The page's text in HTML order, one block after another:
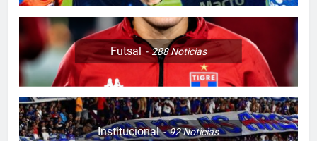
Futsal 288Noticias
Institucional 92Noticias